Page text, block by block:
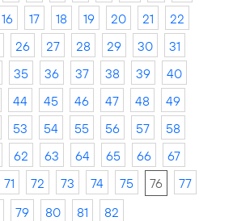
16 17 18 19 20 21
22
26 27 28 29 30
31
35 36 37 38 39
40
44 45 46 47 48
49
53 54 55 56 57
58
62 63 64 65 66
67
71 72 73 74 75 76
77
79 80 81 82